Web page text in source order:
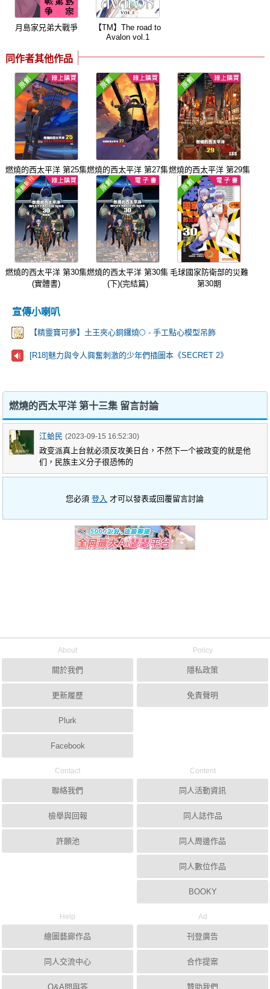
月島家兄弟大戰爭
【TM】The road to
Avalon vol.1
同作者其他作品
燃燒的西太平洋 第25集燃燒的西太平洋 第27集燃燒的西太平洋 第29集
燃燒的西太平洋 第30集
(實體書)
燃燒的西太平洋 第30集
(下)(完結篇)
毛球國家防衛部的災難
第30期
宣傳小喇叭
【精靈寶可夢】土王夾心銅鑼燒🌕 - 手工點心模型吊飾
[R18]魅力與令人興奮刺激的少年們插圖本《SECRET 2》
燃燒的西太平洋 第十三集 留言討論
江蛤民 (2023-09-15 16:52:30)
政变派真上台就必须反攻美日台，不然下一个被政变的就是他
们，民族主义分子很恐怖的
您必須登入 才可以發表或回覆留言討論
About
關於我們
更新履歷
Plurk
Facebook
Policy
隱私政策
免責聲明
Contact
聯絡我們
檢舉與回報
許願池
Content
同人活動資訊
同人誌作品
同人周邊作品
同人數位作品
BOOKY
Help
繪圖藝廊作品
同人交流中心
Q&A問與答
Ad
刊登廣告
合作提案
贊助我們